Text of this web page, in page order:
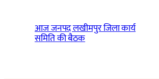
आज जनपद लखीमपुर जिला कार्य
समिति की बैठक